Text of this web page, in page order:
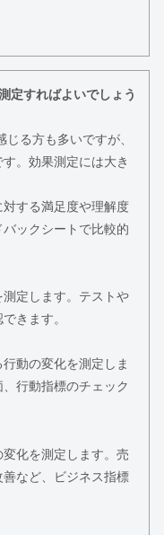
定すればよいでしょう
る方も多いですが、
。効果測定には大き
する満足度や理解度
ックシートで比較的
定します。テストや
きます。
動の変化を測定しま
行動指標のチェック
化を測定します。売
善など、ビジネス指標